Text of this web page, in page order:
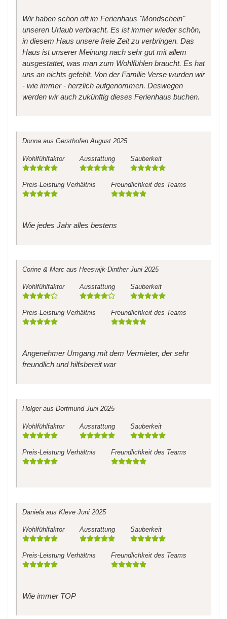
Wir haben schon oft im Ferienhaus "Mondschein"
unseren Urlaub verbracht. Es ist immer wieder schön,
in diesem Haus unsere freie Zeit zu verbringen. Das
Haus ist unserer Meinung nach sehr gut mit allem
ausgestattet, was man zum Wohlfühlen braucht. Es hat
uns an nichts gefehlt. Von der Familie Verse wurden wir
- wie immer - herzlich aufgenommen. Deswegen
werden wir auch zukünftig dieses Ferienhaus buchen.
Donna aus Gersthofen August 2025
Wohlfühlfaktor Ausstattung Sauberkeit
Preis-Leistung Verhältnis Freundlichkeit des Teams
Wie jedes Jahr alles bestens
Corine & Marc aus Heeswijk-Dinther Juni 2025
Wohlfühlfaktor Ausstattung Sauberkeit
Preis-Leistung Verhältnis Freundlichkeit des Teams
Angenehmer Umgang mit dem Vermieter, der sehr
freundlich und hilfsbereit war
Holgeraus Dortmund Juni 2025
Wohlfühlfaktor Ausstattung Sauberkeit
Preis-Leistung Verhältnis Freundlichkeit des Teams
Daniela aus Kleve Juni 2025
Wohlfühlfaktor Ausstattung Sauberkeit
Preis-Leistung Verhältnis Freundlichkeit des Teams
Wie immer TOP